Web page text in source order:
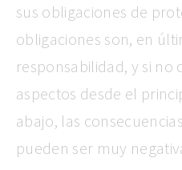
sus obligaciones de
obligaciones son, en
responsabilidad, y si no
aspectos desde el
abajo, las
pueden ser muy